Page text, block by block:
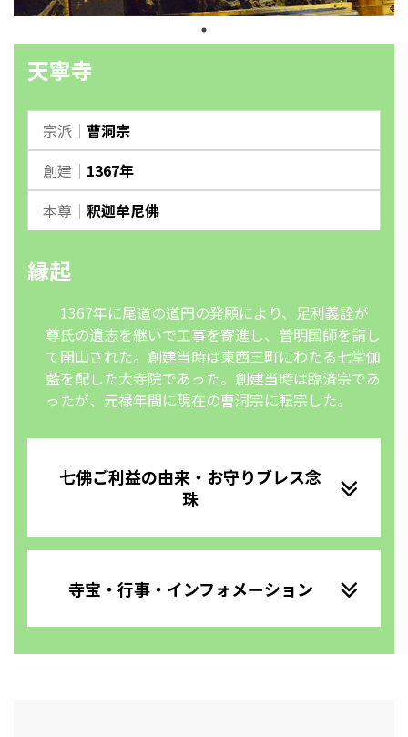
天寧寺
宗派 ｜ 曹洞宗
創建 ｜ 1367年
本尊 ｜ 釈迦牟尼佛
縁起
1367年に尾道の道円の発願により、足利義詮が
尊氏の遺志を継いで工事を寄進し、普明国師を請し
て開山された。創建当時は東西三町にわたる七堂伽
藍を配した大寺院であった。創建当時は臨済宗であ
ったが、元禄年間に現在の曹洞宗に転宗した。
七佛ご利益の由来・お守りブレス念
珠
寺宝・行事・インフォメーション